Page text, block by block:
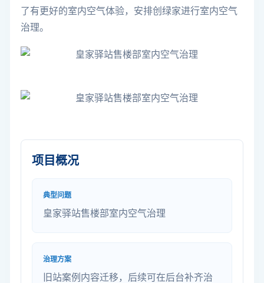
了有更好的室内空气体验，安排创绿家进行室内空气
治理。
项目概况
典型问题
皇家驿站售楼部室内空气治理
治理方案
旧站案例内容迁移，后续可在后台补齐治